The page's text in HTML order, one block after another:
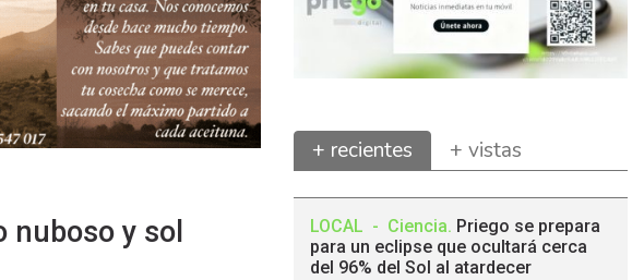
y sol
+ recientes + vistas
LOCAL - Ciencia. Priego se prepara
para un eclipse que ocultará cerca
del 96% del Sol al atardecer